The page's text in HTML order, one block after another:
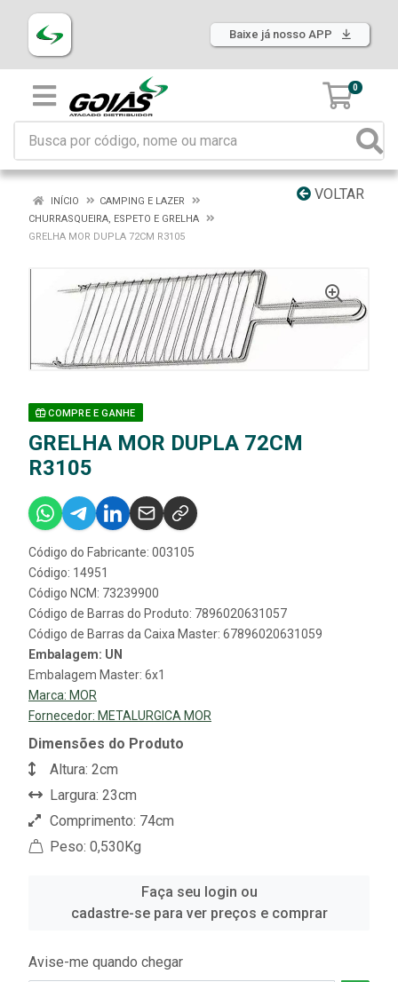
Baixe já nosso APP
0
VOLTAR
INÍCIO
CAMPING E LAZER
CHURRASQUEIRA, ESPETO E GRELHA
GRELHA MOR DUPLA 72CM R3105
COMPRE E GANHE
GRELHA MOR DUPLA 72CM
R3105
Código do Fabricante: 003105
Código: 14951
Código NCM: 73239900
Código de Barras do Produto: 7896020631057
Código de Barras da Caixa Master: 67896020631059
Embalagem: UN
Embalagem Master: 6x1
Marca: MOR
Fornecedor: METALURGICA MOR
Dimensões do Produto
Altura: 2cm
Largura: 23cm
Comprimento: 74cm
Peso: 0,530Kg
Faça seu login ou
cadastre-se para ver preços e comprar
Avise-me quando chegar